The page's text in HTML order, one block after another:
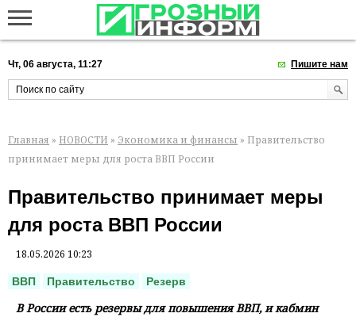
Чт, 06 августа, 11:27 Пишите нам
Главная » НОВОСТИ » Экономика и финансы » Правительство
принимает меры для роста ВВП России
Правительство принимает меры
для роста ВВП России
18.05.2026 10:23
ВВП Правительство Резерв
В России есть резервы для повышения ВВП, и кабмин